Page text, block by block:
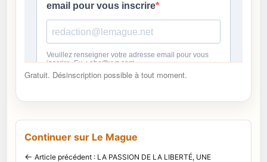
Gratuit. Désinscription possible à tout moment.
Continuer sur Le Mague
← Article précédent : LA PASSION DE LA LIBERTÉ, UNE